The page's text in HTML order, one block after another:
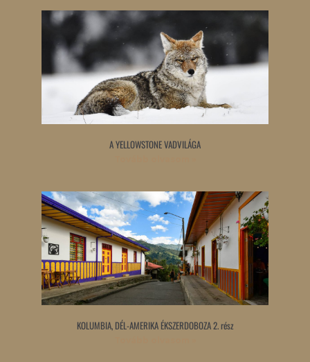
A YELLOWSTONE VADVILÁGA
KOLUMBIA, DÉL-AMERIKA ÉKSZERDOBOZA 2. rész